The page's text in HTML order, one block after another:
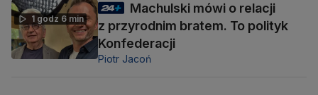
1 godz 6 min
Machulski mówi o relacji
z przyrodnim bratem. To polityk
Konfederacji
Piotr Jacoń